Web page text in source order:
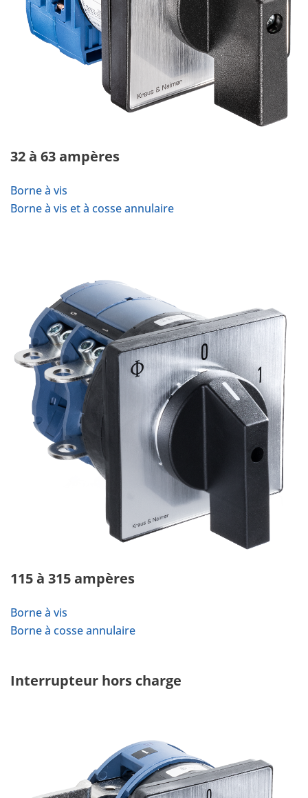
32 à 63 ampères
Borne à vis
Borne à vis et à cosse annulaire
115 à 315 ampères
Borne à vis
Borne à cosse annulaire
Interrupteur hors charge